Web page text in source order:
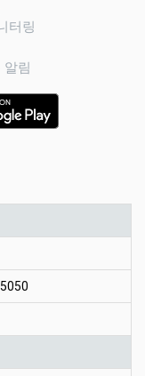
터링
알림